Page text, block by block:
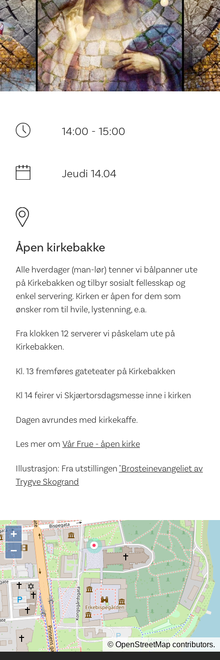
Ditt besøk
Musikk
Historie og arkitektur
14:00 - 15:00
Jeudi 14.04
Åpen kirkebakke
Alle hverdager (man-lør) tenner vi bålpanner ute
på Kirkebakken og tilbyr sosialt fellesskap og
enkel servering. Kirken er åpen for dem som
ønsker rom til hvile, lystenning, e.a.
Fra klokken 12 serverer vi påskelam ute på
Kirkebakken.
Kl. 13 fremføres gateteater på Kirkebakken
Kl 14 feirer vi Skjærtorsdagsmesse inne i kirken
Dagen avrundes med kirkekaffe.
Les mer om Vår Frue - åpen kirke
Illustrasjon: Fra utstillingen "Brosteinevangeliet av
Trygve Skogrand
+
−
© OpenStreetMap contributors.